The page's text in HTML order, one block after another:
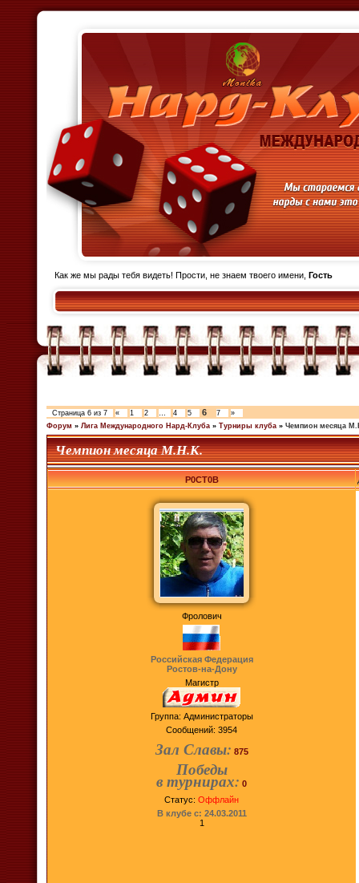
Как же мы рады тебя видеть! Прости, не знаем твоего имени, Гость
Страница 6 из 7 « 1 2 … 4 5 6 7
»
Форум » Лига Международного Нард-Клуба » Турниры клуба » Чемпион месяца
Чемпион месяца М.Н.К.
P0CT0B
Фролович
Российская Федерация
Ростов-на-Дону
Магистр
Группа: Администраторы
Сообщений: 3954
Зал Славы: 875
Победы
в турнирах: 0
Статус: Оффлайн
В клубе с: 24.03.2011
1